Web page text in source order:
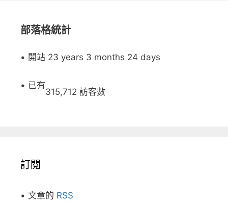
部落格統計
• 開站 23 years 3 months 24 days
• 已有
315,712 訪客數
訂閱
• 文章的 RSS